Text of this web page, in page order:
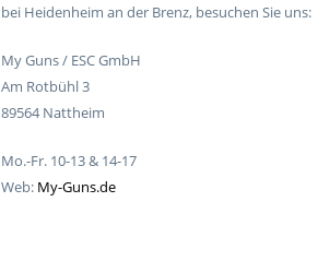
bei Heidenheim an der Brenz, besuchen Sie uns:
My Guns / ESC GmbH
Am Rotbühl 3
89564 Nattheim
Mo.-Fr. 10-13 & 14-17
Web: My-Guns.de